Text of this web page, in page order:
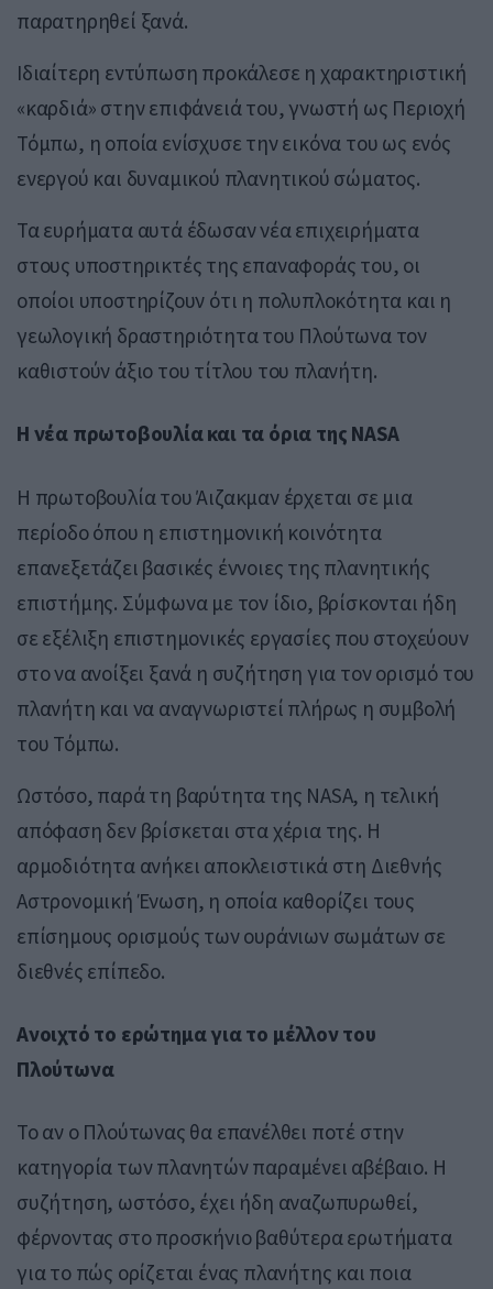
παρατηρηθεί ξανά.
Ιδιαίτερη εντύπωση προκάλεσε η χαρακτηριστική
«καρδιά» στην επιφάνειά του, γνωστή ως Περιοχή
Τόμπω, η οποία ενίσχυσε την εικόνα του ως ενός
ενεργού και δυναμικού πλανητικού σώματος.
Τα ευρήματα αυτά έδωσαν νέα επιχειρήματα
στους υποστηρικτές της επαναφοράς του, οι
οποίοι υποστηρίζουν ότι η πολυπλοκότητα και η
γεωλογική δραστηριότητα του Πλούτωνα τον
καθιστούν άξιο του τίτλου του πλανήτη.
Η νέα πρωτοβουλία και τα όρια της NASA
Η πρωτοβουλία του Άιζακμαν έρχεται σε μια
περίοδο όπου η επιστημονική κοινότητα
επανεξετάζει βασικές έννοιες της πλανητικής
επιστήμης. Σύμφωνα με τον ίδιο, βρίσκονται ήδη
σε εξέλιξη επιστημονικές εργασίες που στοχεύουν
στο να ανοίξει ξανά η συζήτηση για τον ορισμό του
πλανήτη και να αναγνωριστεί πλήρως η συμβολή
του Τόμπω.
Ωστόσο, παρά τη βαρύτητα της NASA, η τελική
απόφαση δεν βρίσκεται στα χέρια της. Η
αρμοδιότητα ανήκει αποκλειστικά στη Διεθνής
Αστρονομική Ένωση, η οποία καθορίζει τους
επίσημους ορισμούς των ουράνιων σωμάτων σε
διεθνές επίπεδο.
Ανοιχτό το ερώτημα για το μέλλον του
Πλούτωνα
Το αν ο Πλούτωνας θα επανέλθει ποτέ στην
κατηγορία των πλανητών παραμένει αβέβαιο. Η
συζήτηση, ωστόσο, έχει ήδη αναζωπυρωθεί,
φέρνοντας στο προσκήνιο βαθύτερα ερωτήματα
για το πώς ορίζεται ένας πλανήτης και ποια